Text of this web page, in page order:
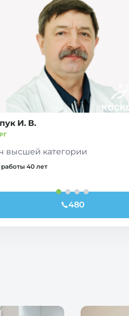
И. В.
высшей категории
40 лет
480